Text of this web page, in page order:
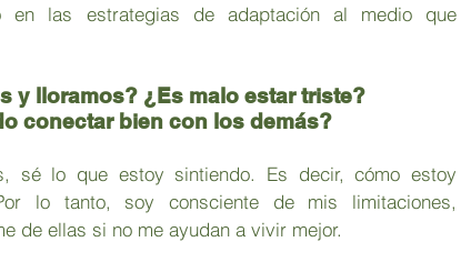
en las estrategias de adaptación al medio que
y lloramos? ¿Es malo estar triste?
conectar bien con los demás?
sé lo que estoy sintiendo. Es decir, cómo estoy
lo tanto, soy consciente de mis limitaciones,
de ellas si no me ayudan a vivir mejor.